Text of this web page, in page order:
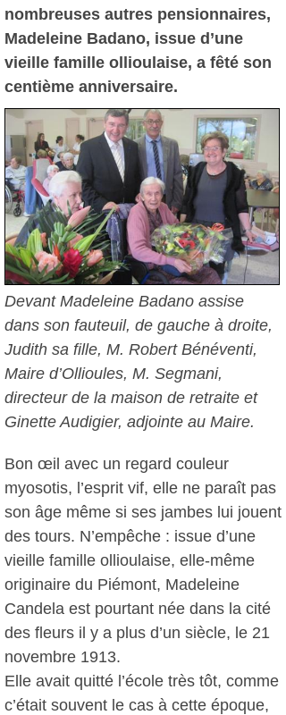
nombreuses autres pensionnaires,
Madeleine Badano, issue d’une
vieille famille ollioulaise, a fêté son
centième anniversaire.
Devant Madeleine Badano assise
dans son fauteuil, de gauche à droite,
Judith sa fille, M. Robert Bénéventi,
Maire d’Ollioules, M. Segmani,
directeur de la maison de retraite et
Ginette Audigier, adjointe au Maire.
Bon œil avec un regard couleur
myosotis, l’esprit vif, elle ne paraît pas
son âge même si ses jambes lui jouent
des tours. N’empêche : issue d’une
vieille famille ollioulaise, elle-même
originaire du Piémont, Madeleine
Candela est pourtant née dans la cité
des fleurs il y a plus d’un siècle, le 21
novembre 1913.
Elle avait quitté l’école très tôt, comme
c’était souvent le cas à cette époque,